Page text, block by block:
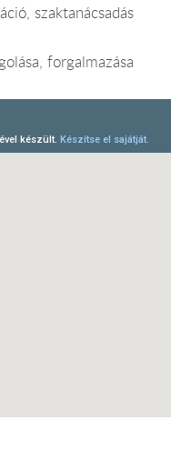
szaktanácsadás
forgalmazása